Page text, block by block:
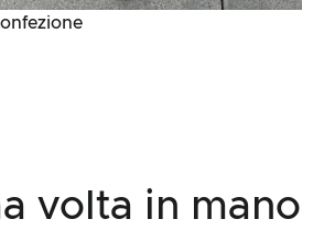
volta in mano